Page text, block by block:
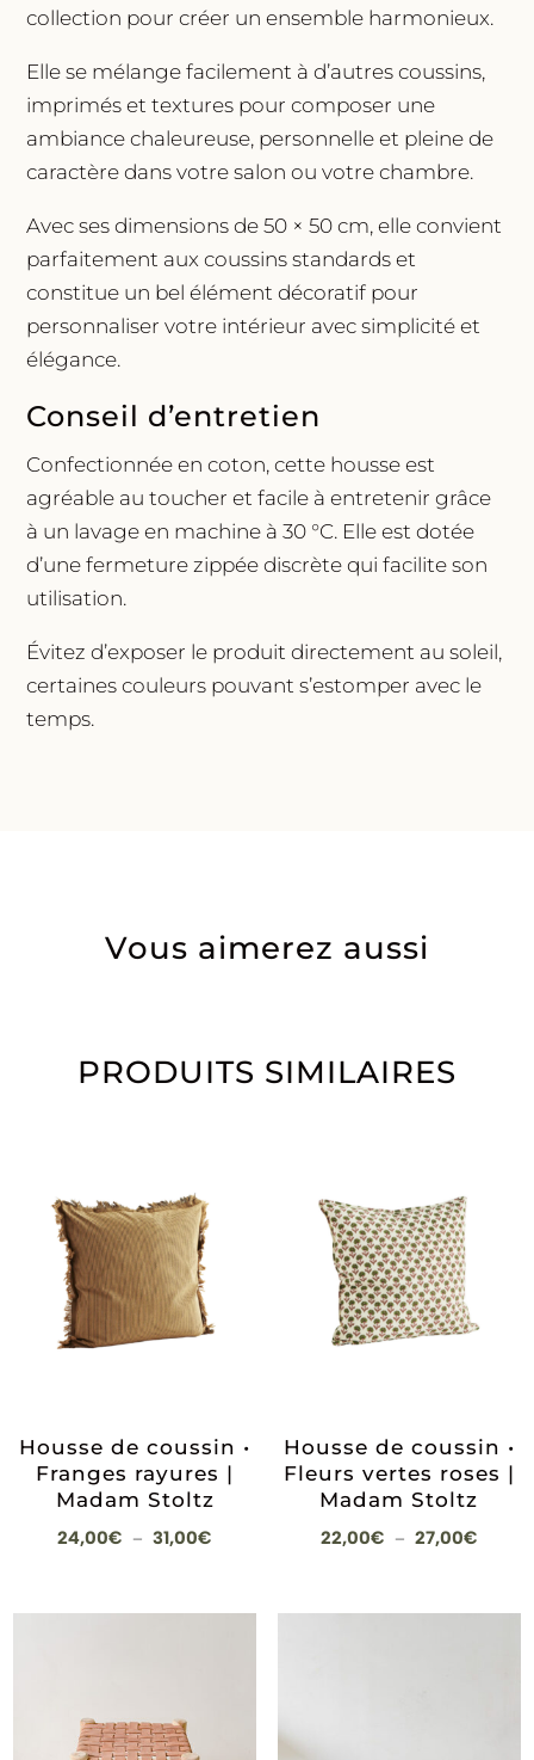
collection pour créer un ensemble harmonieux.
Elle se mélange facilement à d’autres coussins,
imprimés et textures pour composer une
ambiance chaleureuse, personnelle et pleine de
caractère dans votre salon ou votre chambre.
Avec ses dimensions de 50 × 50 cm, elle convient
parfaitement aux coussins standards et
constitue un bel élément décoratif pour
personnaliser votre intérieur avec simplicité et
élégance.
Conseil d’entretien
Confectionnée en coton, cette housse est
agréable au toucher et facile à entretenir grâce
à un lavage en machine à 30 °C. Elle est dotée
d’une fermeture zippée discrète qui facilite son
utilisation.
Évitez d’exposer le produit directement au soleil,
certaines couleurs pouvant s’estomper avec le
temps.
Vous aimerez aussi
PRODUITS SIMILAIRES
Housse de coussin •
Franges rayures |
Madam Stoltz
24,00€ – 31,00€
Housse de coussin •
Fleurs vertes roses |
Madam Stoltz
22,00€ – 27,00€Plage